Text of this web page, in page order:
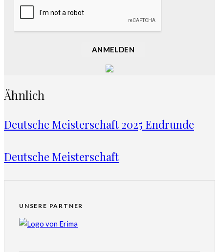
ANMELDEN
Ähnlich
Deutsche Meisterschaft 2025 Endrunde
Deutsche Meisterschaft
UNSERE PARTNER